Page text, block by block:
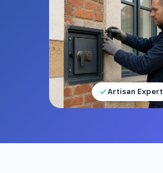
Artisan Expert